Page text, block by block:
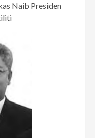
Naib Presiden